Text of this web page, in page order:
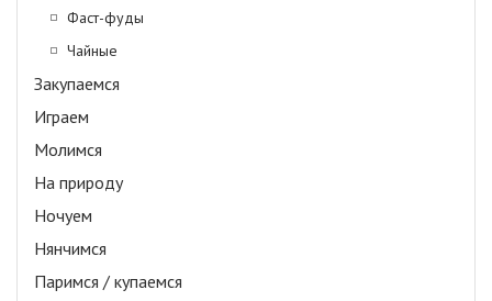
Фаст-фуды
Чайные
Закупаемся
Играем
Молимся
На природу
Ночуем
Нянчимся
Паримся / купаемся